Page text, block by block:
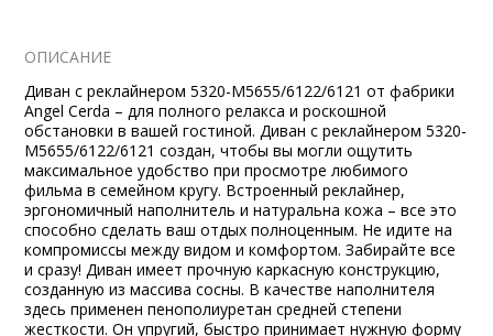
ОПИСАНИЕ
Диван с реклайнером 5320-M5655/6122/6121 от фабрики
Angel Cerda – для полного релакса и роскошной
обстановки в вашей гостиной. Диван с реклайнером 5320-
M5655/6122/6121 создан, чтобы вы могли ощутить
максимальное удобство при просмотре любимого
фильма в семейном кругу. Встроенный реклайнер,
эргономичный наполнитель и натуральна кожа – все это
способно сделать ваш отдых полноценным. Не идите на
компромиссы между видом и комфортом. Забирайте все
и сразу! Диван имеет прочную каркасную конструкцию,
созданную из массива сосны. В качестве наполнителя
здесь применен пенополиуретан средней степени
жесткости. Он упругий, быстро принимает нужную форму